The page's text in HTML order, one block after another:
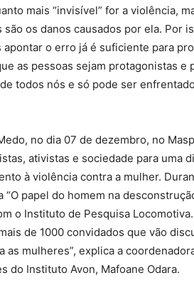
mais “invisível” for a violência,
os danos causados por ela. Por
o erro já é suficiente para
as pessoas sejam protagonistas e
todos nós e só pode ser
no dia 07 de dezembro, no
ativistas e sociedade para uma
à violência contra a mulher.
papel do homem na
o Instituto de Pesquisa Locomotiva.
de 1000 convidados que vão
mulheres”, explica a
do Instituto Avon, Mafoane Odara.